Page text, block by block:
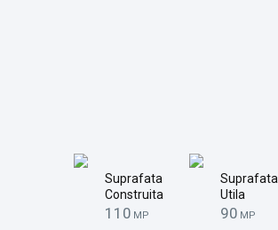
Suprafata
Construita
110 MP
Suprafata
Utila
90 MP